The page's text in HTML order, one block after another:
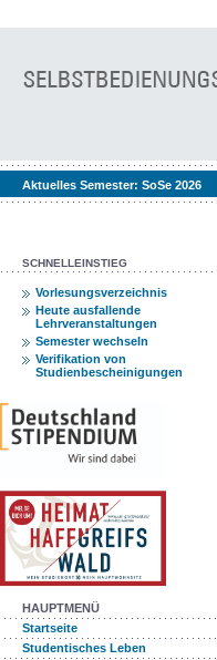
Aktuelles Semester: SoSe 2026
SCHNELLEINSTIEG
Vorlesungsverzeichnis
Heute ausfallende
Lehrveranstaltungen
Semester wechseln
Verifikation von
Studienbescheinigungen
HAUPTMENÜ
Startseite
Studentisches Leben